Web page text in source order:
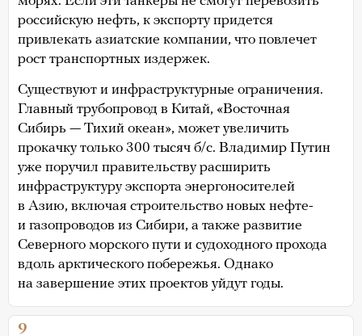
российскую нефть, к экспорту придется
привлекать азиатские компании, что повлечет
рост транспортных издержек.
Существуют и инфраструктурные ограничения.
Главный трубопровод в Китай, «Восточная
Сибирь — Тихий океан», может увеличить
прокачку только 300 тысяч б/c. Владимир Путин
уже поручил правительству расширить
инфраструктуру экспорта энергоносителей
в Азию, включая строительство новых нефте-
и газопроводов из Сибири, а также развитие
Северного морского пути и судоходного прохода
вдоль арктического побережья. Однако
на завершение этих проектов уйдут годы.
9